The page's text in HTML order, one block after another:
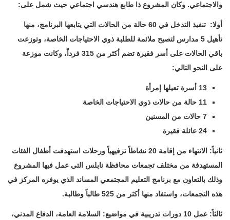
والاجتماعي. وكان ‏المشروع ذا طابع هندسي اجتماعي حيث شمل على:‏
أولا: تنفيذ التدخل في 60 حالة من الحالات التي يتابعها البرنامج، منها
تأهيل 5 مدارس لتصبح ‏ملائمة للطلبة ذوي الاحتياجات الخاصة، وتوزعت
باقي الحالات على أسر فقيرة تضم أكثر من 315 ‏فرداً، وكانت موزعة
على النحو التالي:‏
ثانياً: الانتهاء من إقامة 20 نشاطاً ترفيهياً ورحلات استهدفت أطفال الفئات
المستهدفة من مختلف ‏تجمعات محافظة نابلس التي عمل فيها المشروع
وذلك بالتعاون مع برنامج التعليم المجتمعي المساند ‏الذي يوفره المركز في
هذه التجمعات، واستفاد منها أكثر من 525 طالباً وطالبة.‏
ثالثاً: عمل 10 دورات تدريبية في مواضيع: السلامة العامة، الدفاع المدني،